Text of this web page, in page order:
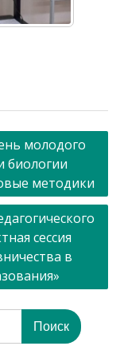
молодого
биологии
методики
сессия
в